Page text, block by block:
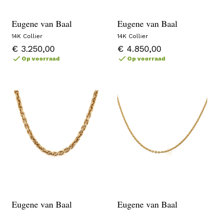
Eugene van Baal
14K Collier
€ 3.250,00
Op voorraad
Eugene van Baal
14K Collier
€ 4.850,00
Op voorraad
Eugene van Baal Eugene van Baal